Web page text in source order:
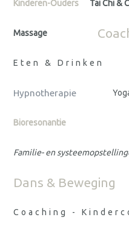
Kinderen-Ouders Tai Chi &
Massage
Eten & Drinken
Hypnotherapie
Bioresonantie
Familie- en
Dans & Beweging
Coaching -